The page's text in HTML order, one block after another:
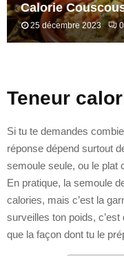
Calorie
25 décembre 2023 0
Teneur
Si tu te demandes
réponse dépend surtout
semoule seule, ou le plat
En pratique, la semoule
calories, mais c’est la
surveilles ton poids,
que la façon dont tu le